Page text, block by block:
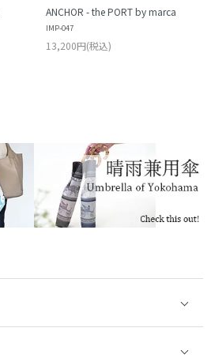
ANCHOR - the PORT by marca
IMP-047
13,200円(税込)